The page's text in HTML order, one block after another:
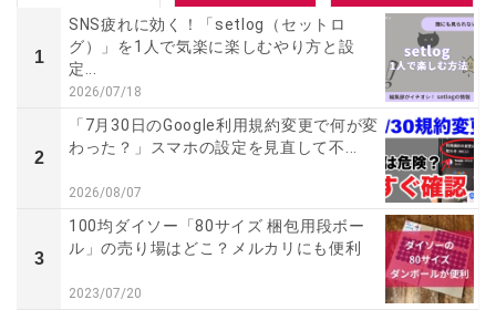
1
SNS疲れに効く！「setlog（セットロ
グ）」を1人で気楽に楽しむやり方と設
定...
2026/07/18
2
「7月30日のGoogle利用規約変更で何が変
わった？」スマホの設定を見直して不...
2026/08/07
3
100均ダイソー「80サイズ 梱包用段ボー
ル」の売り場はどこ？メルカリにも便利
2023/07/20